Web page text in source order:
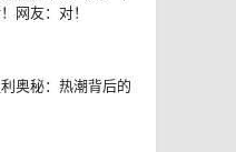
网友：对！
奥秘：热潮背后的